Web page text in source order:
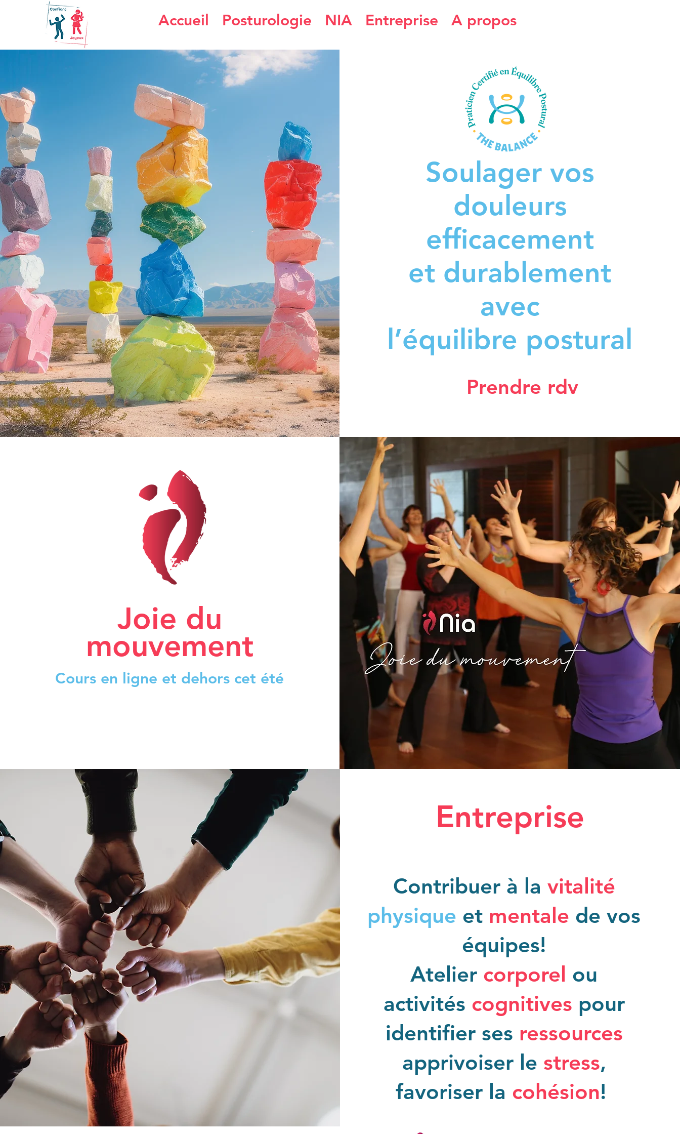
Accueil Posturologie NIA Entreprise A propos
Soulager vos
douleurs
efficacement
et durablement
avec
l’équilibre postural
Prendre rdv
Joie du
mouvement
Cours en ligne et dehors cet été
Entreprise
Contribuer à la vitalité
physique et mentale de vos
équipes!
Atelier corporel ou
activités cognitives pour
identifier ses ressources
apprivoiser le stress,
favoriser la cohésion!